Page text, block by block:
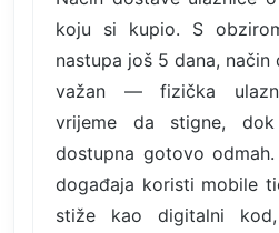
koju si kupio. S
nastupa još 5 dana,
važan — fizička
vrijeme da stigne,
dostupna gotovo odmah.
događaja koristi mobile
stiže kao digitalni